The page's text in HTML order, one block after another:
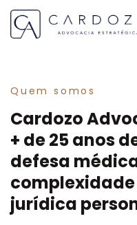
Quem somos
Cardozo
+ de 25 anos
defesa
jurídica